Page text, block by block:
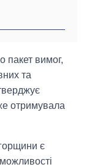
пакет вимог,
та
отримувала
є